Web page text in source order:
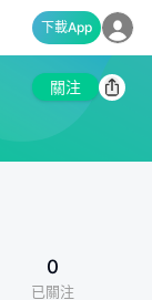
下載App
關注
0
已關注